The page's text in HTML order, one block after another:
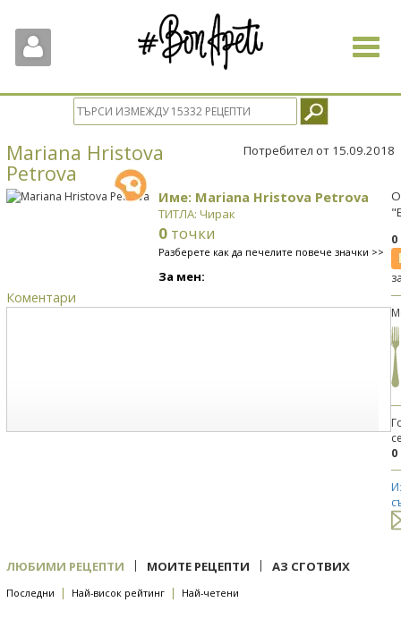
Toggle
Mariana Hristova
Petrova
Потребител от 15.09.2018
Име: Mariana Hristova Petrova
ТИТЛА: Чирак
0 точки
Разберете как да печелите повече значки >>
За мен:
Коментари
0
ЛЮБИМИ РЕЦЕПТИ | МОИТЕ РЕЦЕПТИ | АЗ СГОТВИХ
Последни | Най-висок рейтинг | Най-четени